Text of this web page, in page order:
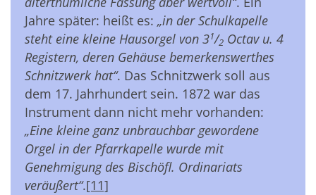
Jahre später: heißt es: „in der Schulkapelle
steht eine kleine Hausorgel von 31/2 Octav u. 4
Registern, deren Gehäuse bemerkenswerthes
Schnitzwerk hat“. Das Schnitzwerk soll aus
dem 17. Jahrhundert sein. 1872 war das
Instrument dann nicht mehr vorhanden:
„Eine kleine ganz unbrauchbar gewordene
Orgel in der Pfarrkapelle wurde mit
Genehmigung des Bischöfl. Ordinariats
veräußert“.[11]